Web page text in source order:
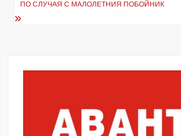
ПО СЛУЧАЯ С МАЛОЛЕТНИЯ ПОБОЙНИК